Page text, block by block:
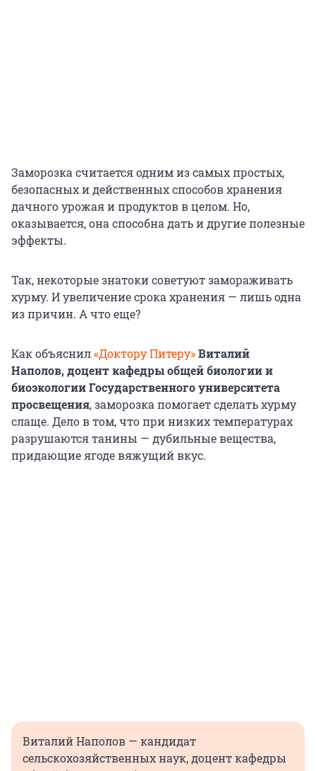
Заморозка считается одним из самых простых,
безопасных и действенных способов хранения
дачного урожая и продуктов в целом. Но,
оказывается, она способна дать и другие полезные
эффекты.
Так, некоторые знатоки советуют замораживать
хурму. И увеличение срока хранения — лишь одна
из причин. А что еще?
Как объяснил«Доктору Питеру»Виталий
Наполов, доцент кафедры общей биологии и
биоэкологии Государственного университета
просвещения, заморозка помогает сделать хурму
слаще. Дело в том, что при низких температурах
разрушаются танины — дубильные вещества,
придающие ягоде вяжущий вкус.
Виталий Наполов — кандидат
сельскохозяйственных наук, доцент кафедры